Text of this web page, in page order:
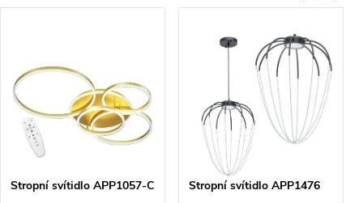
Stropní svítidlo APP1057-C Stropní svítidlo APP1476